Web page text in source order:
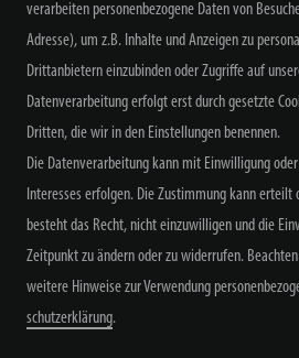
Alle Preisangaben inkl. MwSt.
Widerrufs­recht
verarbeiten personenbezogene Daten von
Adresse), um z.B. Inhalte und Anzeigen zu
Drittanbietern einzubinden oder Zugriffe auf
Datenverarbeitung erfolgt erst durch gesetzte
Dritten, die wir in den Einstellungen benennen.
Die Datenverarbeitung kann mit Einwilligung
Interesses erfolgen. Die Zustimmung kann erteilt
besteht das Recht, nicht einzuwilligen und die
Zeitpunkt zu ändern oder zu widerrufen.
weitere Hinweise zur Verwendung
schutz­erklärung.